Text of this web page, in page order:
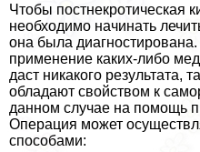
Чтобы постнекротическая
необходимо начинать
она была
применение каких-либо
даст никакого результата,
обладают свойством к
данном случае на помощь
Операция может
способами: